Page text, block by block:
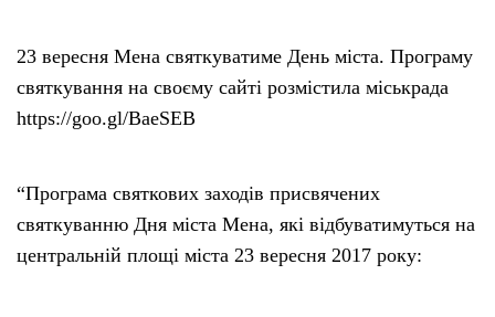
23 вересня Мена святкуватиме День міста. Програму
святкування на своєму сайті розмістила міськрада
https://goo.gl/BaeSEB
“Програма святкових заходів присвячених
святкуванню Дня міста Мена, які відбуватимуться на
центральній площі міста 23 вересня 2017 року: